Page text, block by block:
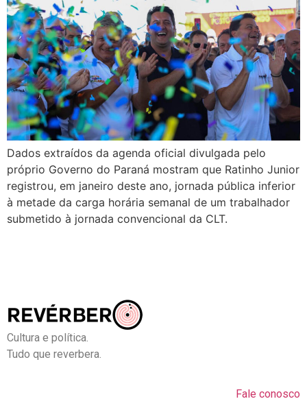
Dados extraídos da agenda oficial divulgada pelo
próprio Governo do Paraná mostram que Ratinho Junior
registrou, em janeiro deste ano, jornada pública inferior
à metade da carga horária semanal de um trabalhador
submetido à jornada convencional da CLT.
Cultura e política.
Tudo que reverbera.
Fale conosco